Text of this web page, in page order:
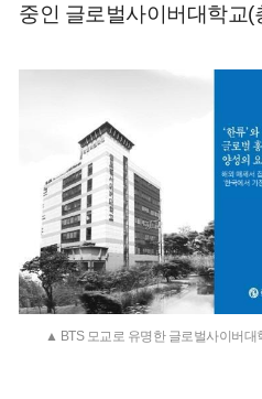
중인 글로벌사이버대학교(
▲ BTS 모교로 유명한 글로벌사이버대